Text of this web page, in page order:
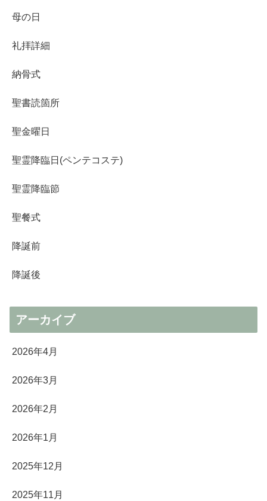
母の日
礼拝詳細
納骨式
聖書読箇所
聖金曜日
聖霊降臨日(ペンテコステ)
聖霊降臨節
聖餐式
降誕前
降誕後
アーカイブ
2026年4月
2026年3月
2026年2月
2026年1月
2025年12月
2025年11月